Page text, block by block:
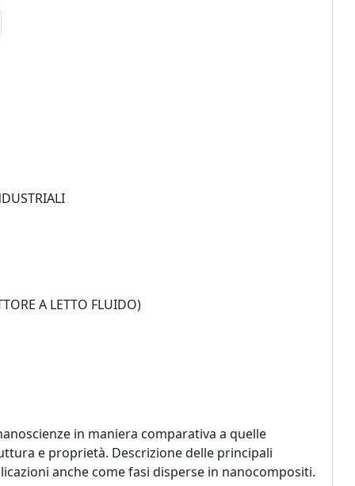
successiva
A LETTO FLUIDO)
in maniera comparativa a quelle
e proprietà. Descrizione delle principali
anche come fasi disperse in nanocompositi.